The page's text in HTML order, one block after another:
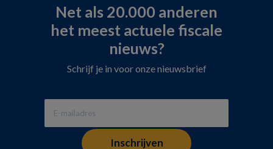
Net als 20.000 anderen
het meest actuele fiscale
nieuws?
Schrijf je in voor onze nieuwsbrief